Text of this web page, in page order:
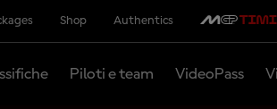
Shop Authentics
Piloti e team VideoPass